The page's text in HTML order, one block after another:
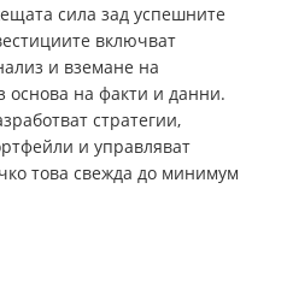
сила зад успешните
включват
и вземане на
на факти и данни.
стратегии,
и управляват
това свежда до минимум